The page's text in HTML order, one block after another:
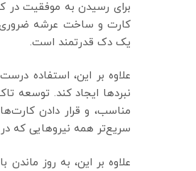
برای رسیدن به موفقیت در
کارت و ساخت عرشه ضروری
یک دک قدرتمند است.
علاوه بر این، استفاده
نبردها ایجاد کند. توسعه
مناسب، و قرار دادن
سریع‌تر همه نیروهایی که در
علاوه بر این، به روز